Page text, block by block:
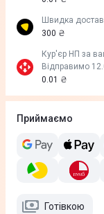
Швидка
300 ₴
Кур'єр НП за
Відправимо
0.01 ₴
Приймаємо
Готівкою